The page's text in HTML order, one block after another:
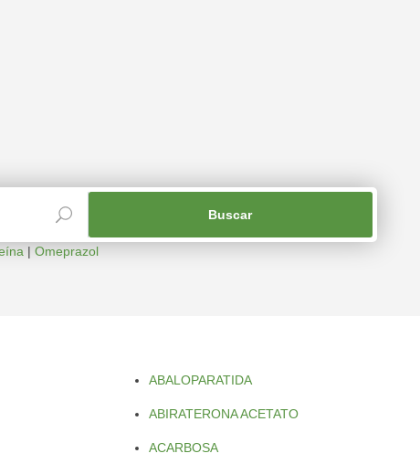
| Omeprazol
ABALOPARATIDA
ABIRATERONA ACETATO
ACARBOSA